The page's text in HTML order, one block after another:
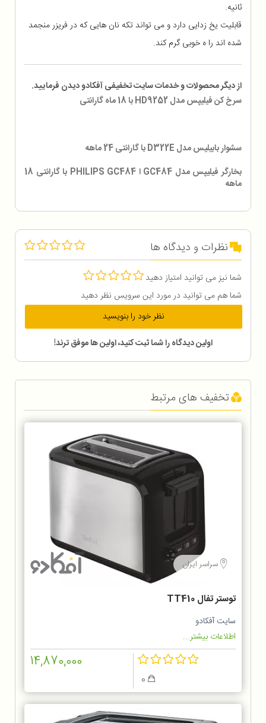
ثانیه.
قابلیت یخ زدایی دارد و می تواند تکه نان هایی که در فریزر منجمد
شده اند را ه خوبی گرم کند.
از دیگر محصولات و خدمات سایت تخفیفی آفکادو دیدن فرمایید.
سرخ کن فیلیپس مدل HD9252 با 18 ماه گارانتی
سشوار بابیلیس مدل D322E با گارانتی 24 ماهه
بخارگر فیلیپس مدل GC484 ا PHILIPS GC484 با گارانتی 18
ماهه
نظرات و دیدگاه ها
شما نیز می توانید امتیاز دهید
شما هم می توانید در مورد این سرویس نظر دهید
نظر خود را بنویسید
اولین دیدگاه را شما ثبت کنید، اولین ها موفق ترند!
تخفیف های مرتبط
سراسر ایران
توستر تفال TT410
سایت آفکادو
اطلاعات بیشتر...
14,870,000